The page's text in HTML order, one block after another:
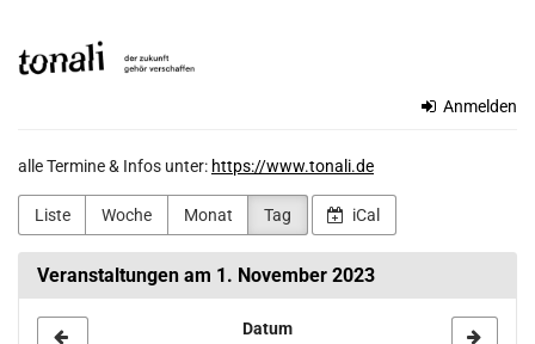
Haupt-
Inhalt
TONALi
Anmelden
alle Termine & Infos unter: https://www.tonali.de
Liste Woche Monat Tag iCal
Veranstaltungen am 1. November 2023
Datum